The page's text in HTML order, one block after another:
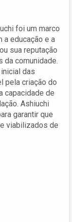
foi um marco
educação e a
sua reputação
da comunidade.
das
pela criação do
capacidade de
Ashiuchi
garantir que
viabilizados de